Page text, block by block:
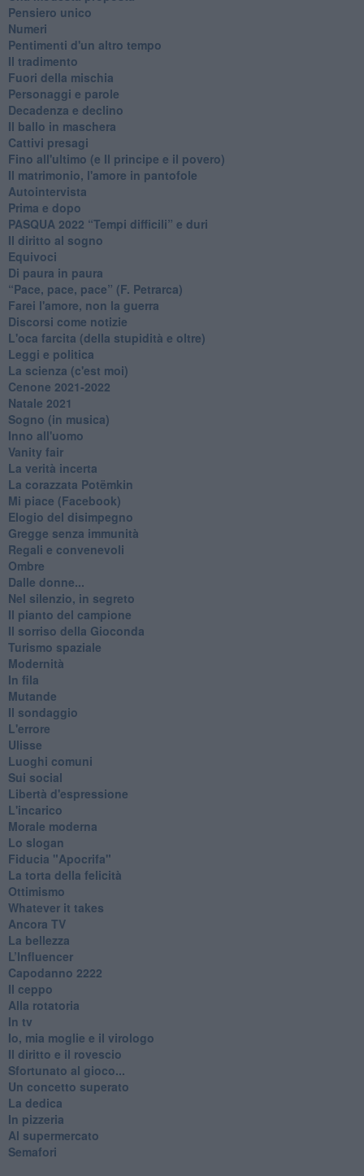
Pensiero unico
Numeri
Pentimenti d'un altro tempo
Il tradimento
Fuori della mischia
Personaggi e parole
Decadenza e declino
Il ballo in maschera
Cattivi presagi
Fino all'ultimo (e Il principe e il povero)
Il matrimonio, l'amore in pantofole
Autointervista
Prima e dopo
​PASQUA 2022 “Tempi difficili” e duri
Il diritto al sogno
Equivoci
Di paura in paura
​“Pace, pace, pace” (F. Petrarca)
Farei l'amore, non la guerra
Discorsi come notizie
L'oca farcita (della stupidità e oltre)
Leggi e politica
La scienza (c'est moi)
Cenone 2021-2022
Natale 2021
Sogno (in musica)
Inno all'uomo
Vanity fair
La verità incerta
La corazzata Potëmkin
Mi piace (Facebook)
Elogio del disimpegno
Gregge senza immunità
Regali e convenevoli
Ombre
Dalle donne...
Nel silenzio, in segreto
Il pianto del campione
Il sorriso della Gioconda
Turismo spaziale
Modernità
In fila
Mutande
Il sondaggio
L'errore
Ulisse
Luoghi comuni
Sui social
Libertà d'espressione
L'incarico
Morale moderna
Lo slogan
Fiducia "Apocrifa"
La torta della felicità
Ottimismo
Whatever it takes
Ancora TV
La bellezza
L’Influencer
​Capodanno 2222
Il ceppo
Alla rotatoria
In tv
Io, mia moglie e il virologo
Il diritto e il rovescio
Sfortunato al gioco...
Un concetto superato
La dedica
In pizzeria
Al supermercato
Semafori